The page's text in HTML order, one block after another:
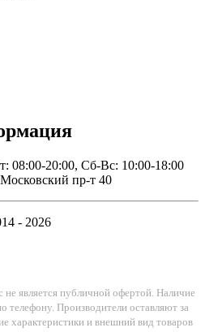
08:00-20:00, Сб-Вс: 10:00-18:00
пр-т 40
- 2026
является публичной офертой. Наличие
телефону. Производители оставляют за
характеристики и внешний вид товаров